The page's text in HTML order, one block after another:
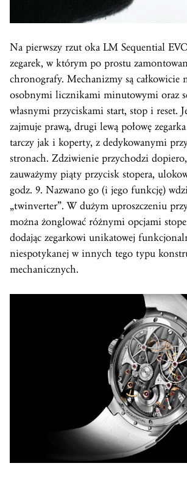
Na pierwszy rzut oka LM Sequential
zegarek, w którym po prostu
chronografy. Mechanizmy są całkowicie
osobnymi licznikami minutowymi oraz
własnymi przyciskami start, stop i reset.
zajmuje prawą, drugi lewą połowę
tarczy jak i koperty, z dedykowanymi
stronach. Zdziwienie przychodzi
zauważymy piąty przycisk stopera,
godz. 9. Nazwano go (i jego funkcję)
„twinverter”. W dużym uproszczeniu
można żonglować różnymi opcjami
dodając zegarkowi unikatowej
niespotykanej w innych tego typu
mechanicznych.